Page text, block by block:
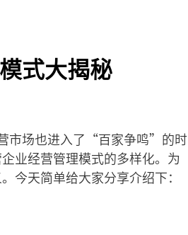
式大揭秘
市场也进入了“百家争鸣”的时
业经营管理模式的多样化。为
今天简单给大家分享介绍下：